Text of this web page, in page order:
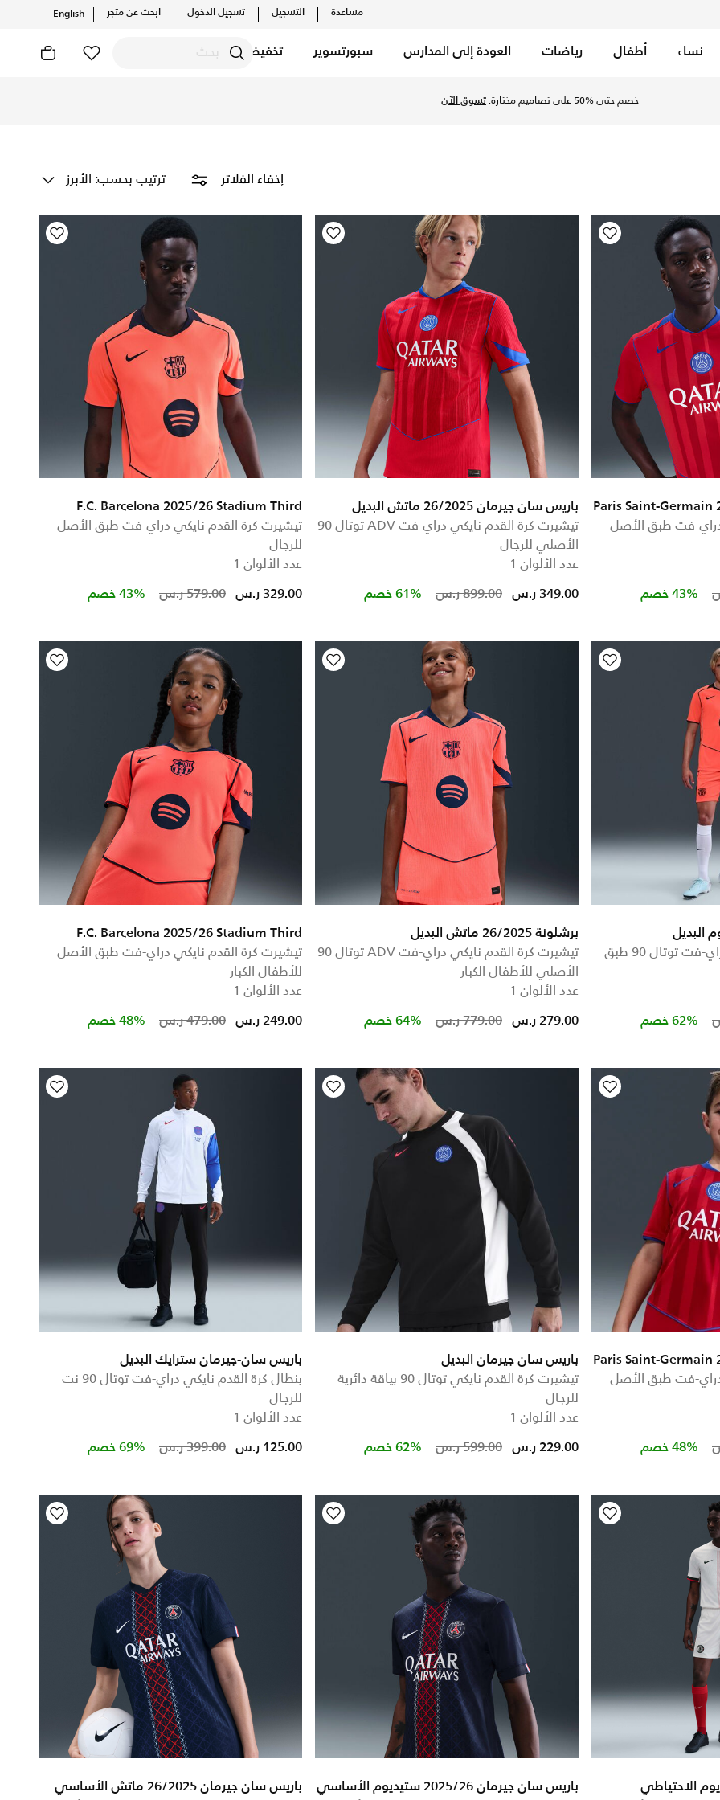
مساعدة التسجيل تسجيل الدخول ابحث عن متجر English
نساء أطفال رياضات العودة إلى المدارس سبورتسوير تخفيضات
خصم حتى %50 على تصاميم مختارة. تسوق الآن
ترتيب بحسب: الأبرز
Paris Saint-
فت طبق الأصل
Price
to 43% خصم
باريس سان جيرمان 26/2025 ماتش البديل
تيشيرت كرة القدم نايكي دراي-فت ADV توتال 90
الأصلي للرجال
عدد الألوان 1
Price reduced from
899.00 ر.س to 349.00 ر.س 61% خصم
F.C. Barcelona 2025/26 Stadium Third
تيشيرت كرة القدم نايكي دراي-فت طبق الأصل
للرجال
عدد الألوان 1
Price reduced from
579.00 ر.س to 329.00 ر.س 43% خصم
شورت كرة القدم نايكي دراي-فت توتال 90 طبق
Price
to 62% خصم
برشلونة 26/2025 ماتش البديل
تيشيرت كرة القدم نايكي دراي-فت ADV توتال 90
الأصلي للأطفال الكبار
عدد الألوان 1
Price reduced from
779.00 ر.س to 279.00 ر.س 64% خصم
F.C. Barcelona 2025/26 Stadium Third
تيشيرت كرة القدم نايكي دراي-فت طبق الأصل
للأطفال الكبار
عدد الألوان 1
Price reduced from
479.00 ر.س to 249.00 ر.س 48% خصم
Paris Saint-
فت طبق الأصل
Price
to 48% خصم
باريس سان جيرمان البديل
تيشيرت كرة القدم نايكي توتال 90 بياقة دائرية
للرجال
عدد الألوان 1
Price reduced from
599.00 ر.س to 229.00 ر.س 62% خصم
باريس سان-جيرمان سترايك البديل
بنطال كرة القدم نايكي دراي-فت توتال 90 نت
للرجال
عدد الألوان 1
Price reduced from
399.00 ر.س to 125.00 ر.س 69% خصم
باريس سان جيرمان 2025/26 ستيديوم الأساسي
باريس سان جيرمان 26/2025 ماتش الأساسي